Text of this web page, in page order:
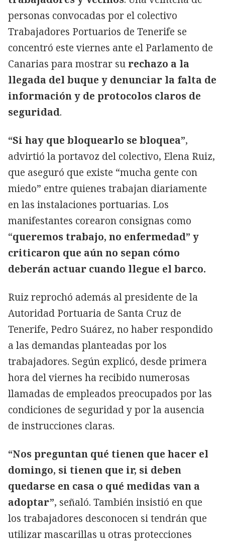
personas convocadas por el colectivo
Trabajadores Portuarios de Tenerife se
concentró este viernes ante el Parlamento de
Canarias para mostrar su rechazo a la
llegada del buque y denunciar la falta de
información y de protocolos claros de
seguridad.
“Si hay que bloquearlo se bloquea”,
advirtió la portavoz del colectivo, Elena Ruiz,
que aseguró que existe “mucha gente con
miedo” entre quienes trabajan diariamente
en las instalaciones portuarias. Los
manifestantes corearon consignas como
“queremos trabajo, no enfermedad” y
criticaron que aún no sepan cómo
deberán actuar cuando llegue el barco.
Ruiz reprochó además al presidente de la
Autoridad Portuaria de Santa Cruz de
Tenerife, Pedro Suárez, no haber respondido
a las demandas planteadas por los
trabajadores. Según explicó, desde primera
hora del viernes ha recibido numerosas
llamadas de empleados preocupados por las
condiciones de seguridad y por la ausencia
de instrucciones claras.
“Nos preguntan qué tienen que hacer el
domingo, si tienen que ir, si deben
quedarse en casa o qué medidas van a
adoptar”, señaló. También insistió en que
los trabajadores desconocen si tendrán que
utilizar mascarillas u otras protecciones